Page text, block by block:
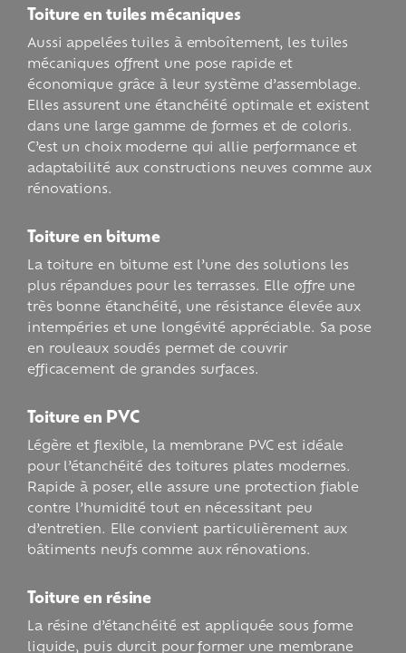
Toiture en tuiles mécaniques
Aussi appelées tuiles à emboîtement, les tuiles
mécaniques offrent une pose rapide et
économique grâce à leur système d’assemblage.
Elles assurent une étanchéité optimale et existent
dans une large gamme de formes et de coloris.
C’est un choix moderne qui allie performance et
adaptabilité aux constructions neuves comme aux
rénovations.
Toiture en bitume
La toiture en bitume est l’une des solutions les
plus répandues pour les terrasses. Elle offre une
très bonne étanchéité, une résistance élevée aux
intempéries et une longévité appréciable. Sa pose
en rouleaux soudés permet de couvrir
efficacement de grandes surfaces.
Toiture en PVC
Légère et flexible, la membrane PVC est idéale
pour l’étanchéité des toitures plates modernes.
Rapide à poser, elle assure une protection fiable
contre l’humidité tout en nécessitant peu
d’entretien. Elle convient particulièrement aux
bâtiments neufs comme aux rénovations.
Toiture en résine
La résine d’étanchéité est appliquée sous forme
liquide, puis durcit pour former une membrane